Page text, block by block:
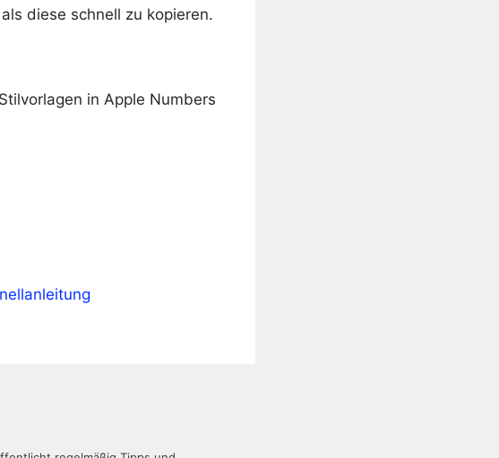
diese schnell zu kopieren.
in Apple Numbers